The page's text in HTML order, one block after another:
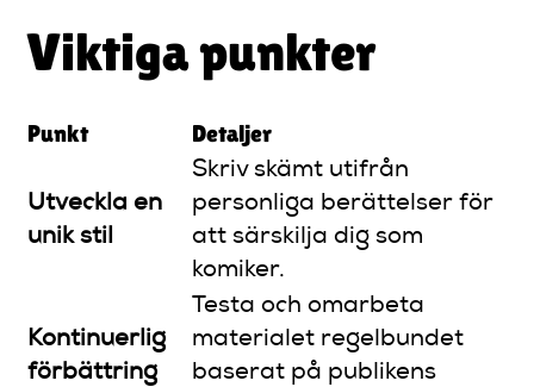
Viktiga punkter
Punkt Detaljer
Utveckla en
unik stil
Skriv skämt utifrån
personliga berättelser för
att särskilja dig som
komiker.
Kontinuerlig
förbättring
Testa och omarbeta
materialet regelbundet
baserat på publikens